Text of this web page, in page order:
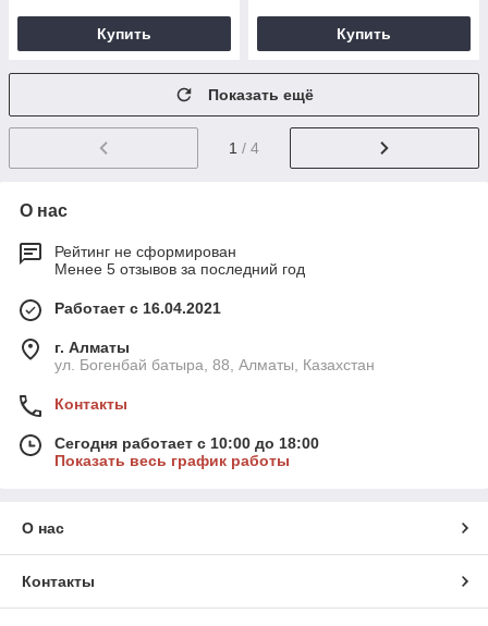
Купить Купить
Показать ещё
1 / 4
О нас
Рейтинг не сформирован
Менее 5 отзывов за последний год
Работает с 16.04.2021
г. Алматы
ул. Богенбай батыра, 88, Алматы, Казахстан
Контакты
Сегодня работает с 10:00 до 18:00
Показать весь график работы
О нас
Контакты